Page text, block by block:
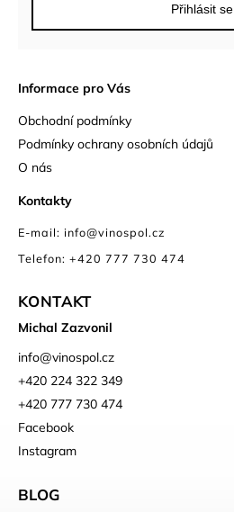
Přihlásit se
Informace pro Vás
Obchodní podmínky
Podmínky ochrany osobních údajů
O nás
Kontakty
E-mail: info@vinospol.cz
Telefon: +420 777 730 474
KONTAKT
Michal Zazvonil
info@vinospol.cz
+420 224 322 349
+420 777 730 474
Facebook
Instagram
BLOG